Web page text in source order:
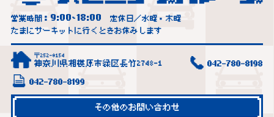
営業時間： 9:00~18:00
定休日／水曜・木曜
たまにサーキットに行くときお休みします
〒252-0154
神奈川県相模原市緑区長竹2748-1 042-780-8198
042-780-8199
その他のお問い合わせ